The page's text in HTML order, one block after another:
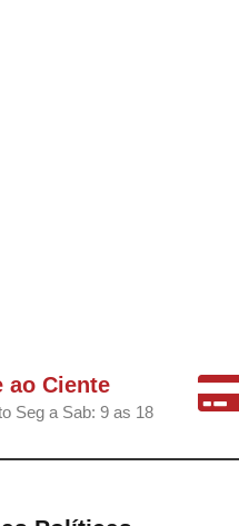
ao Ciente
Seg a Sab: 9 as 18